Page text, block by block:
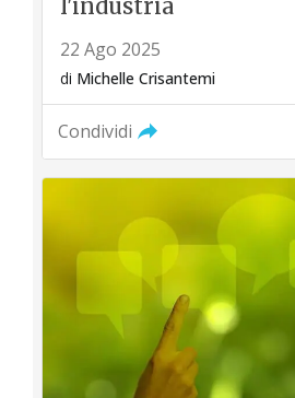
l'industria
22 Ago 2025
di Michelle Crisantemi
Condividi